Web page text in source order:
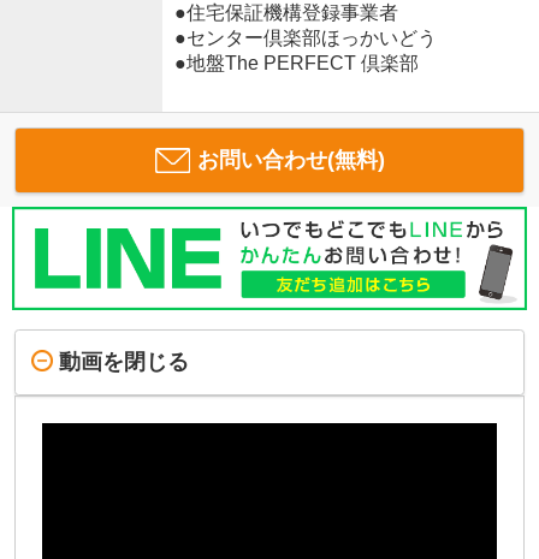
●住宅保証機構登録事業者
●センター倶楽部ほっかいどう
●地盤The PERFECT 倶楽部
お問い合わせ(無料)
動画を閉じる